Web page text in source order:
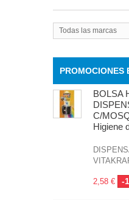
Todas las marcas
PROMOCIONES
BOLSA
C/
Higiene
2,58 € -